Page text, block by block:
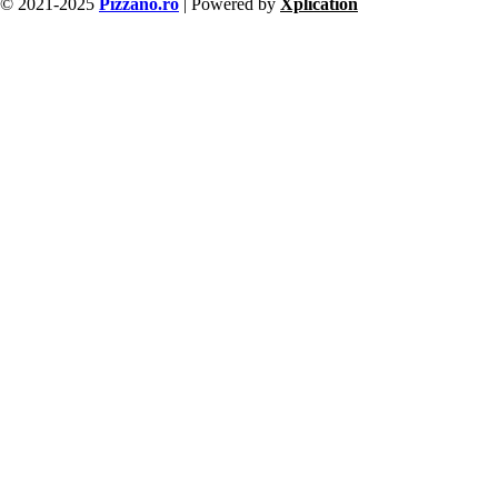
© 2021-2025 Pizzano.ro | Powered by Xplication